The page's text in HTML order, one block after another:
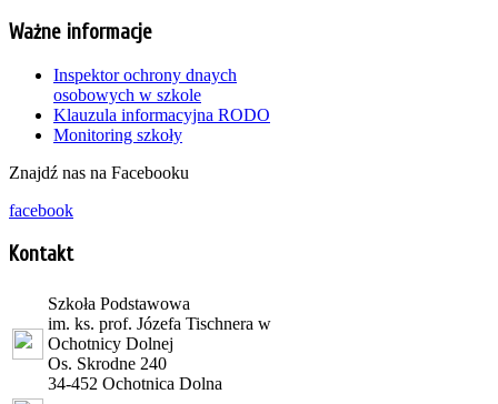
Ważne informacje
Inspektor ochrony dnaych
osobowych w szkole
Klauzula informacyjna RODO
Monitoring szkoły
Znajdź nas na Facebooku
facebook
Kontakt
Szkoła Podstawowa
im. ks. prof. Józefa Tischnera w
Ochotnicy Dolnej
Os. Skrodne 240
34-452 Ochotnica Dolna